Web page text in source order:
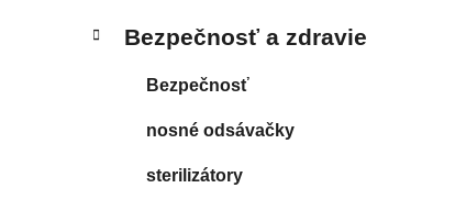
Bezpečnosť a zdravie
Bezpečnosť
nosné odsávačky
sterilizátory